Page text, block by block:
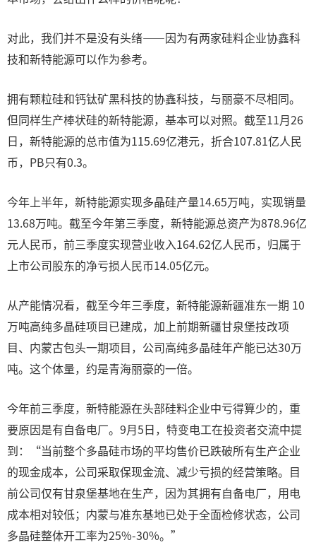
对此，我们并不是没有头绪——因为有两家硅料企业协鑫科
技和新特能源可以作为参考。
拥有颗粒硅和钙钛矿黑科技的协鑫科技，与丽豪不尽相同。
但同样生产棒状硅的新特能源，基本可以对照。截至11月26
日，新特能源的总市值为115.69亿港元，折合107.81亿人民
币，PB只有0.3。
今年上半年，新特能源实现多晶硅产量14.65万吨，实现销量
13.68万吨。截至今年第三季度，新特能源总资产为878.96亿
元人民币，前三季度实现营业收入164.62亿人民币，归属于
上市公司股东的净亏损人民币14.05亿元。
从产能情况看，截至今年三季度，新特能源新疆准东一期 10
万吨高纯多晶硅项目已建成，加上前期新疆甘泉堡技改项
目、内蒙古包头一期项目，公司高纯多晶硅年产能已达30万
吨。这个体量，约是青海丽豪的一倍。
今年前三季度，新特能源在头部硅料企业中亏得算少的，重
要原因是有自备电厂。9月5日，特变电工在投资者交流中提
到：“当前整个多晶硅市场的平均售价已跌破所有生产企业
的现金成本，公司采取保现金流、减少亏损的经营策略。目
前公司仅有甘泉堡基地在生产，因为其拥有自备电厂，用电
成本相对较低；内蒙与准东基地已处于全面检修状态，公司
多晶硅整体开工率为25%-30%。”